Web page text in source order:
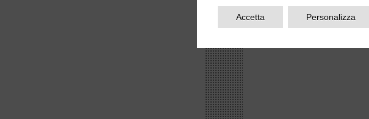
Accetta Personalizza